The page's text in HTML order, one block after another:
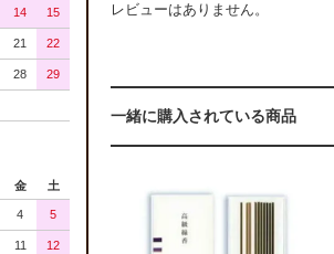
レビューはありません。
一緒に購入されている商品
14 15
21 22
28 29
金 土
4 5
11 12